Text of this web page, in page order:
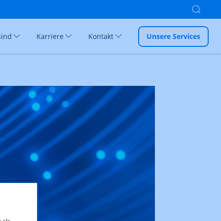
Karriere Kontakt Unsere Services